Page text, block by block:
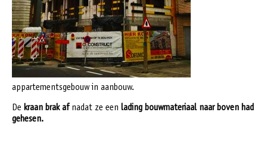
appartementsgebouw in aanbouw.
De kraan brak afnadat ze een lading bouwmateriaal naar boven had
gehesen.